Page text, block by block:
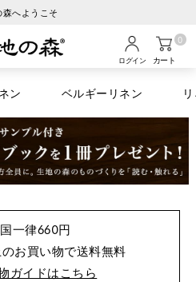
ログイン カート
0
ン ベルギーリネン
一律660円
お買い物で送料無料
ガイドはこちら